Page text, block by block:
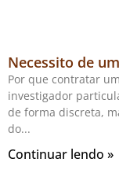
Necessito de
Por que contratar
investigador
de forma discreta,
do
Continuar lendo »